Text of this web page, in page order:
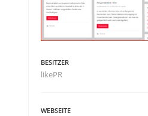
BESITZER
likePR
WEBSEITE